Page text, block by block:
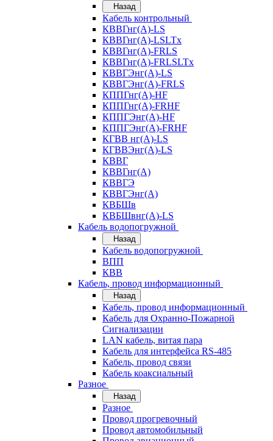
Назад
Кабель контрольный
КВВГнг(А)-LS
КВВГнг(А)-LSLTx
КВВГнг(А)-FRLS
КВВГнг(А)-FRLSLTx
КВВГЭнг(А)-LS
КВВГЭнг(А)-FRLS
КППГнг(А)-HF
КППГнг(А)-FRHF
КППГЭнг(А)-HF
КППГЭнг(А)-FRHF
КГВВ нг(А)-LS
КГВВЭнг(А)-LS
КВВГ
КВВГнг(А)
КВВГЭ
КВВГЭнг(А)
КВБШв
КВБШвнг(А)-LS
Кабель водопогружной
Назад
Кабель водопогружной
ВПП
КВВ
Кабель, провод информационный
Назад
Кабель, провод информационный
Кабель для Охранно-Пожарной
Сигнализации
LAN кабель, витая пара
Кабель для интерфейса RS-485
Кабель, провод связи
Кабель коаксиальный
Разное
Назад
Разное
Провод прогревочный
Провод автомобильный